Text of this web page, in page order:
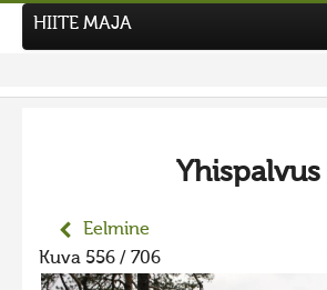
Uudised
Tegutse
HIITE MAJA
Yhispalvus
Eelmine
Kuva 556 / 706